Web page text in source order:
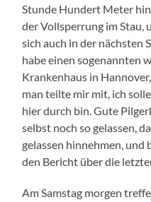
Stunde Hundert Meter
der Vollsperrung im Stau,
sich auch in der nächsten
habe einen sogenannten
Krankenhaus in
man teilte mir mit, ich
hier durch bin. Gute
selbst noch so gelassen,
gelassen hinnehmen, und
den Bericht über die
Am Samstag morgen